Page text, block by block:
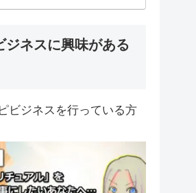
ジネスに興味がある
ビジネスを行っている方